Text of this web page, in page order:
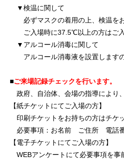
▼検温に関して
必ずマスクの着用の上、検温をお
ご入場時に37.5℃以上の方はご入
▼アルコール消毒に関して
アルコール消毒液を設置しますの
■ご来場記録チェックを行います。
政府、自治体、会場の指導により
【紙チケットにてご入場の方】
印刷チケットをお持ちの方はチケ
必要事項：お名前 ご住所 電話
【電子チケットにてご入場の方】
WEBアンケートにて必要事項を事